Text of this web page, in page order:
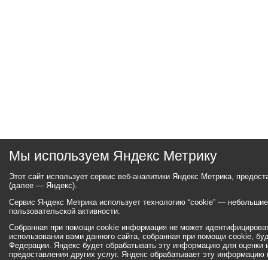
Мы используем Яндекс Метрику
Этот сайт использует сервис веб-аналитики Яндекс Метрика,
(далее — Яндекс).
Сервис Яндекс Метрика использует технологию “cookie” —
пользовательской активности.
Собранная при помощи cookie информация не может
использовании вами данного сайта, собранная при помощи cookie,
Федерации. Яндекс будет обрабатывать эту информацию для оценки
предоставления других услуг. Яндекс обрабатывает эту